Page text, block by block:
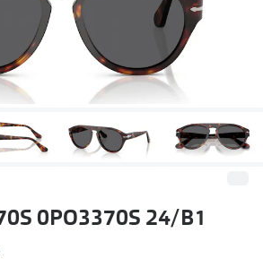
Weitere
Ray-Ban
0PO3370S 24/B1